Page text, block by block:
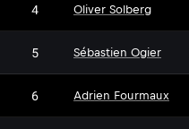
4 Oliver Solberg
5 Sébastien Ogier
6 Adrien Fourmaux